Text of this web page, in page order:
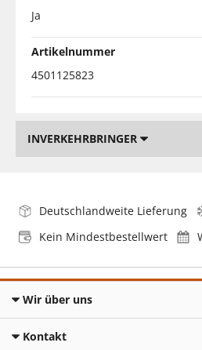
Ja
Artikelnummer
4501125823
INVERKEHRBRINGER
Deutschlandweite Lieferung
Kein Mindestbestellwert
Wir über uns
Kontakt